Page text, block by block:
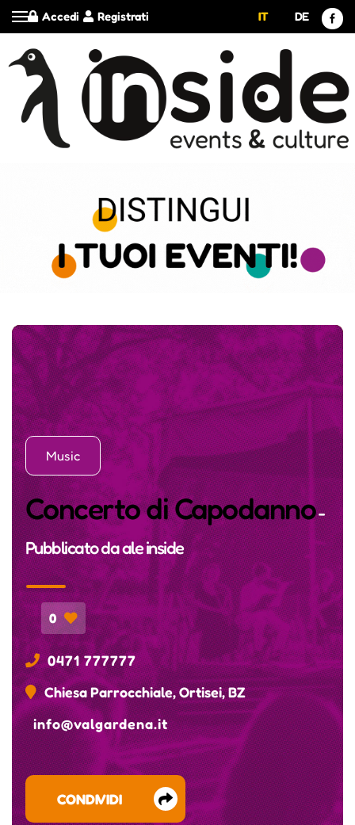
Registrati
Accedi IT DE
Music
Concerto di Capodanno-
Pubblicato daale inside
0
0471 777777
Chiesa Parrocchiale, Ortisei, BZ
info@valgardena.it
CONDIVIDI